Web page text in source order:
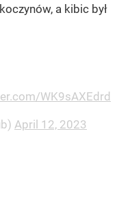
a kibic był
WK9sAXEdrd
April 12, 2023